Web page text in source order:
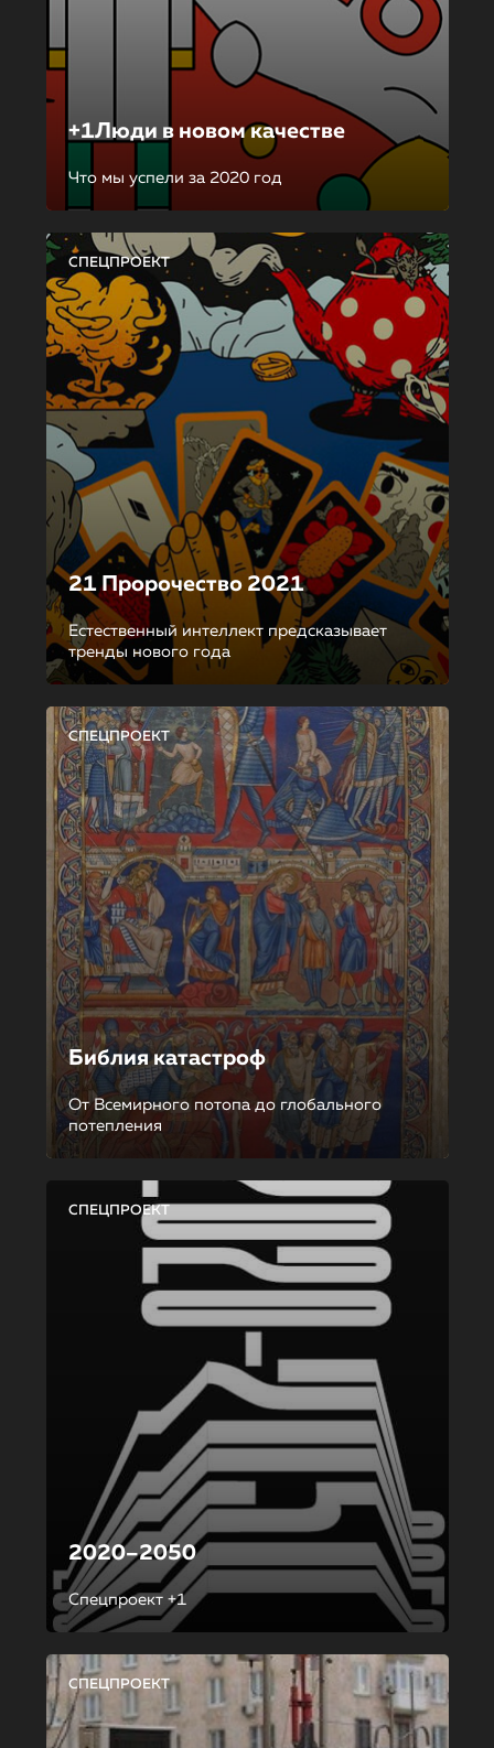
+1Люди в новом качестве
Что мы успели за 2020 год
СПЕЦПРОЕКТ
21 Пророчество 2021
Естественный интеллект предсказывает
тренды нового года
СПЕЦПРОЕКТ
Библия катастроф
От Всемирного потопа до глобального
потепления
СПЕЦПРОЕКТ
2020–2050
Спецпроект +1
СПЕЦПРОЕКТ